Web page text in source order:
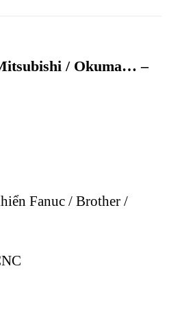
/ Okuma… –
Fanuc / Brother /